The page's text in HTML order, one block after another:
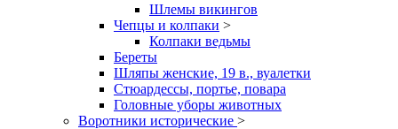
Шлемы викингов
Чепцы и колпаки >
Колпаки ведьмы
Береты
Шляпы женские, 19 в., вуалетки
Стюардессы, портье, повара
Головные уборы животных
Воротники исторические >